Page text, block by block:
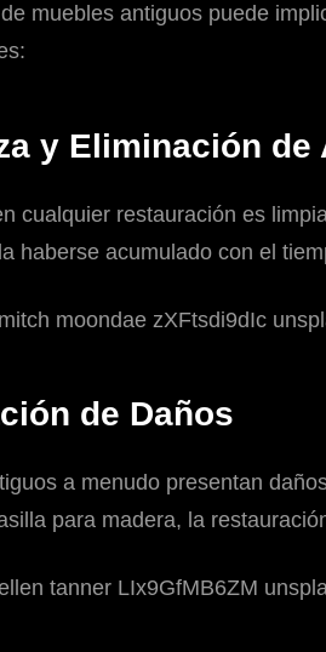
muebles antiguos puede
y Eliminación
cualquier restauración es
haberse acumulado con el
de Daños
a menudo presentan
para madera, la